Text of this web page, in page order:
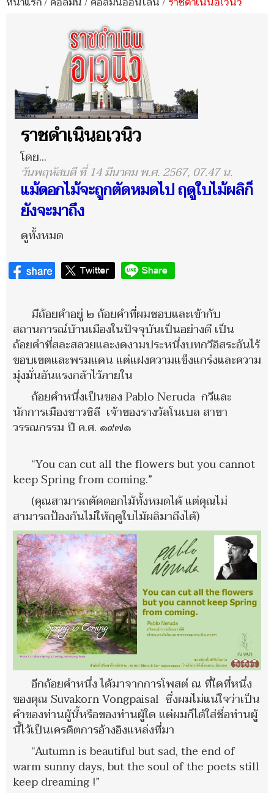
ราชดำเนินอเวนิว
โดย...
วันพฤหัสบดี ที่ 14 มีนาคม พ.ศ. 2567, 07.47 น.
แม้ดอกไม้จะถูกตัดหมดไป ฤดูใบไม้ผลิก็
ยังจะมาถึง
ดูทั้งหมด
มีถ้อยคำอยู่ ๒ ถ้อยคำที่ผมชอบและเข้ากับ
สถานการณ์บ้านเมืองในปัจจุบันเป็นอย่างดี เป็น
ถ้อยคำที่สละสลวยและงดงามประหนึ่งบทกวีอิสระอันไร้
ขอบเขตและพรมแดน แต่แฝงความแข็งแกร่งและความ
มุ่งมั่นอันแรงกล้าไว้ภายใน
ถ้อยคำหนึ่งเป็นของ Pablo Neruda กวีและ
นักการเมืองชาวชิลี เจ้าของรางวัลโนเบล สาขา
วรรณกรรม ปี ค.ศ. ๑๙๗๑
“You can cut all the flowers but you cannot
keep Spring from coming.”
(คุณสามารถตัดดอกไม้ทั้งหมดได้ แต่คุณไม่
สามารถป้องกันไม่ให้ฤดูใบไม้ผลิมาถึงได้)
อีกถ้อยคำหนึ่ง ได้มาจากการโพสต์ ณ ที่ใดที่หนึ่ง
ของคุณ Suvakorn Vongpaisal ซึ่งผมไม่แน่ใจว่าเป็น
คำของท่านผู้นี้หรือของท่านผู้ใด แต่ผมก็ได้ใส่ชื่อท่านผู้
นี้ไว้เป็นเครดิตการอ้างอิงแหล่งที่มา
“Autumn is beautiful but sad, the end of
warm sunny days, but the soul of the poets still
keep dreaming !”